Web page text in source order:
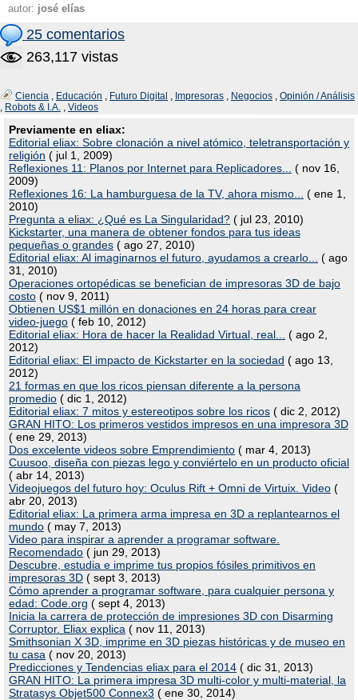
autor: josé elías
25 comentarios
263,117 vistas
Ciencia , Educación , Futuro Digital , Impresoras , Negocios , Opinión / Análisis
, Robots & I.A. , Videos
Previamente en eliax:
Editorial eliax: Sobre clonación a nivel atómico, teletransportación y
religión ( jul 1, 2009)
Reflexiones 11: Planos por Internet para Replicadores...
( nov 16,
2009)
Reflexiones 16: La hamburguesa de la TV, ahora mismo...
( ene 1,
2010)
Pregunta a eliax: ¿Qué es La Singularidad? ( jul 23, 2010)
Kickstarter, una manera de obtener fondos para tus ideas
pequeñas o grandes ( ago 27, 2010)
Editorial eliax: Al imaginarnos el futuro, ayudamos a crearlo...
( ago
31, 2010)
Operaciones ortopédicas se benefician de impresoras 3D de bajo
costo ( nov 9, 2011)
Obtienen US$1 millón en donaciones en 24 horas para crear
video-juego ( feb 10, 2012)
Editorial eliax: Hora de hacer la Realidad Virtual, real...
( ago 2,
2012)
Editorial eliax: El impacto de Kickstarter en la sociedad ( ago 13,
2012)
21 formas en que los ricos piensan diferente a la persona
promedio ( dic 1, 2012)
Editorial eliax: 7 mitos y estereotipos sobre los ricos ( dic 2, 2012)
GRAN HITO: Los primeros vestidos impresos en una impresora 3D
( ene 29, 2013)
Dos excelente videos sobre Emprendimiento ( mar 4, 2013)
Cuusoo, diseña con piezas lego y conviértelo en un producto oficial
( abr 14, 2013)
Videojuegos del futuro hoy: Oculus Rift + Omni de Virtuix. Video (
abr 20, 2013)
Editorial eliax: La primera arma impresa en 3D a replantearnos el
mundo ( may 7, 2013)
Video para inspirar a aprender a programar software.
Recomendado ( jun 29, 2013)
Descubre, estudia e imprime tus propios fósiles primitivos en
impresoras 3D ( sept 3, 2013)
Cómo aprender a programar software, para cualquier persona y
edad: Code.org ( sept 4, 2013)
Inicia la carrera de protección de impresiones 3D con Disarming
Corruptor. Eliax explica ( nov 11, 2013)
Smithsonian X 3D, imprime en 3D piezas históricas y de museo en
tu casa ( nov 20, 2013)
Predicciones y Tendencias eliax para el 2014 ( dic 31, 2013)
GRAN HITO: La primera impresa 3D multi-color y multi-material, la
Stratasys Objet500 Connex3 ( ene 30, 2014)